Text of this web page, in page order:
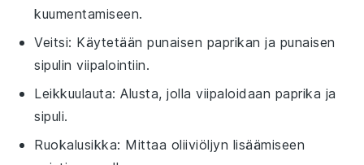
kuumentamiseen.
Veitsi: Käytetään punaisen paprikan ja punaisen
sipulin viipalointiin.
Leikkuulauta: Alusta, jolla viipaloidaan paprika ja
sipuli.
Ruokalusikka: Mittaa oliiviöljyn lisäämiseen